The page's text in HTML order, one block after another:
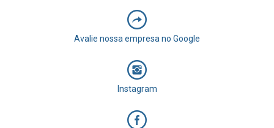
Avalie nossa empresa no Google
Instagram